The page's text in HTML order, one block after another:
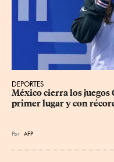
DEPORTES
México cierra los juegos
primer lugar y con
Por AFP